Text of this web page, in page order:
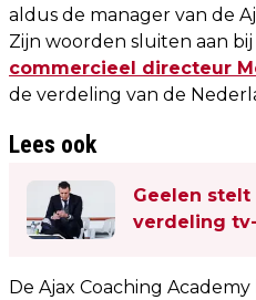
aldus de manager van de
Zijn woorden sluiten aan bij
commercieel directeur
de verdeling van de
Lees ook
Geelen
verdeling
De Ajax Coaching